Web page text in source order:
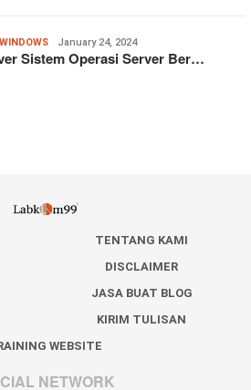
WINDOWS January 24, 2024
Sistem Operasi Server Ber…
TENTANG KAMI
DISCLAIMER
JASA BUAT BLOG
KIRIM TULISAN
WEBSITE
NETWORK